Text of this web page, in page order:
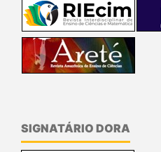
SIGNATÁRIO DORA